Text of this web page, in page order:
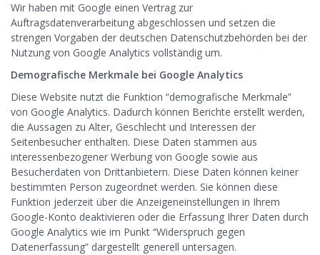
Wir haben mit Google einen Vertrag zur
Auftragsdatenverarbeitung abgeschlossen und setzen die
strengen Vorgaben der deutschen Datenschutzbehörden bei der
Nutzung von Google Analytics vollständig um.
Demografische Merkmale bei Google Analytics
Diese Website nutzt die Funktion “demografische Merkmale”
von Google Analytics. Dadurch können Berichte erstellt werden,
die Aussagen zu Alter, Geschlecht und Interessen der
Seitenbesucher enthalten. Diese Daten stammen aus
interessenbezogener Werbung von Google sowie aus
Besucherdaten von Drittanbietern. Diese Daten können keiner
bestimmten Person zugeordnet werden. Sie können diese
Funktion jederzeit über die Anzeigeneinstellungen in Ihrem
Google-Konto deaktivieren oder die Erfassung Ihrer Daten durch
Google Analytics wie im Punkt “Widerspruch gegen
Datenerfassung” dargestellt generell untersagen.